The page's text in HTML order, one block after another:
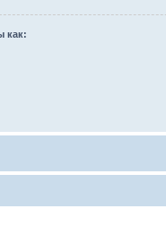
как: